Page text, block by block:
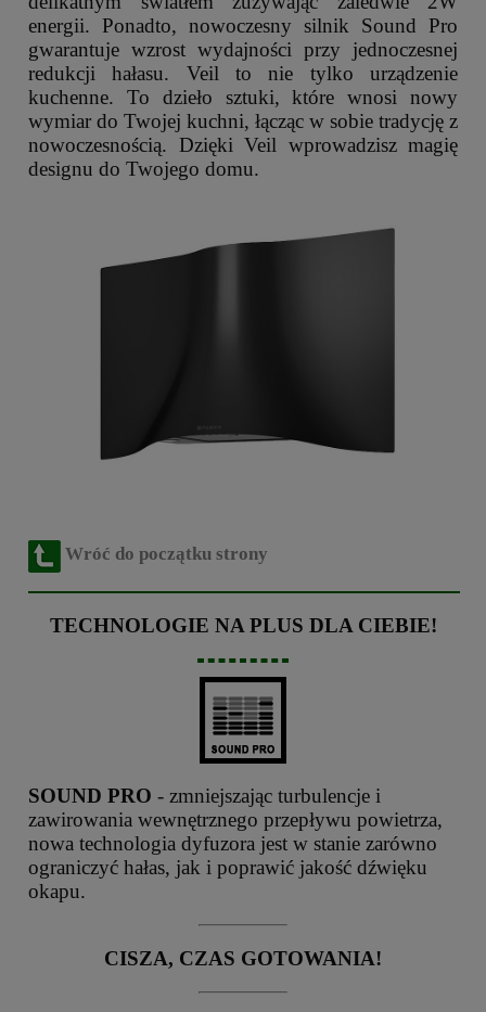
energii. Ponadto, nowoczesny silnik Sound Pro
gwarantuje wzrost wydajności przy jednoczesnej
redukcji hałasu. Veil to nie tylko urządzenie
kuchenne. To dzieło sztuki, które wnosi nowy
wymiar do Twojej kuchni, łącząc w sobie tradycję z
nowoczesnością. Dzięki Veil wprowadzisz magię
designu do Twojego domu.
Wróć do początku strony
TECHNOLOGIE NA PLUS DLA CIEBIE!
SOUND PRO - zmniejszając turbulencje i
zawirowania wewnętrznego przepływu powietrza,
nowa technologia dyfuzora jest w stanie zarówno
ograniczyć hałas, jak i poprawić jakość dźwięku
okapu.
CISZA, CZAS GOTOWANIA!